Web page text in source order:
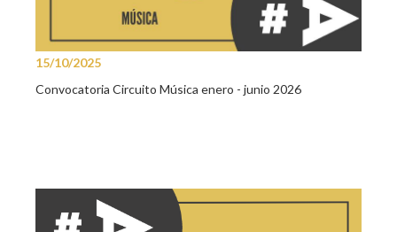
15/10/2025
Convocatoria Circuito Música enero - junio 2026